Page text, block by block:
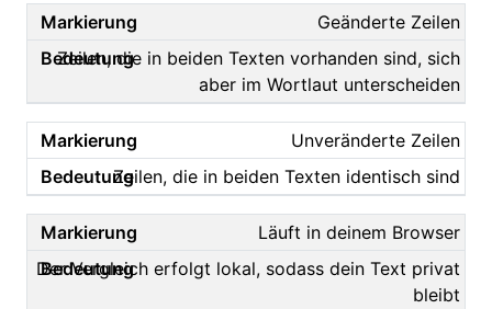
Geänderte Zeilen
Zeilen, die in beiden Texten vorhanden sind, sich
aber im Wortlaut unterscheiden
Unveränderte Zeilen
Zeilen, die in beiden Texten identisch sind
Läuft in deinem Browser
Der Vergleich erfolgt lokal, sodass dein Text privat
bleibt